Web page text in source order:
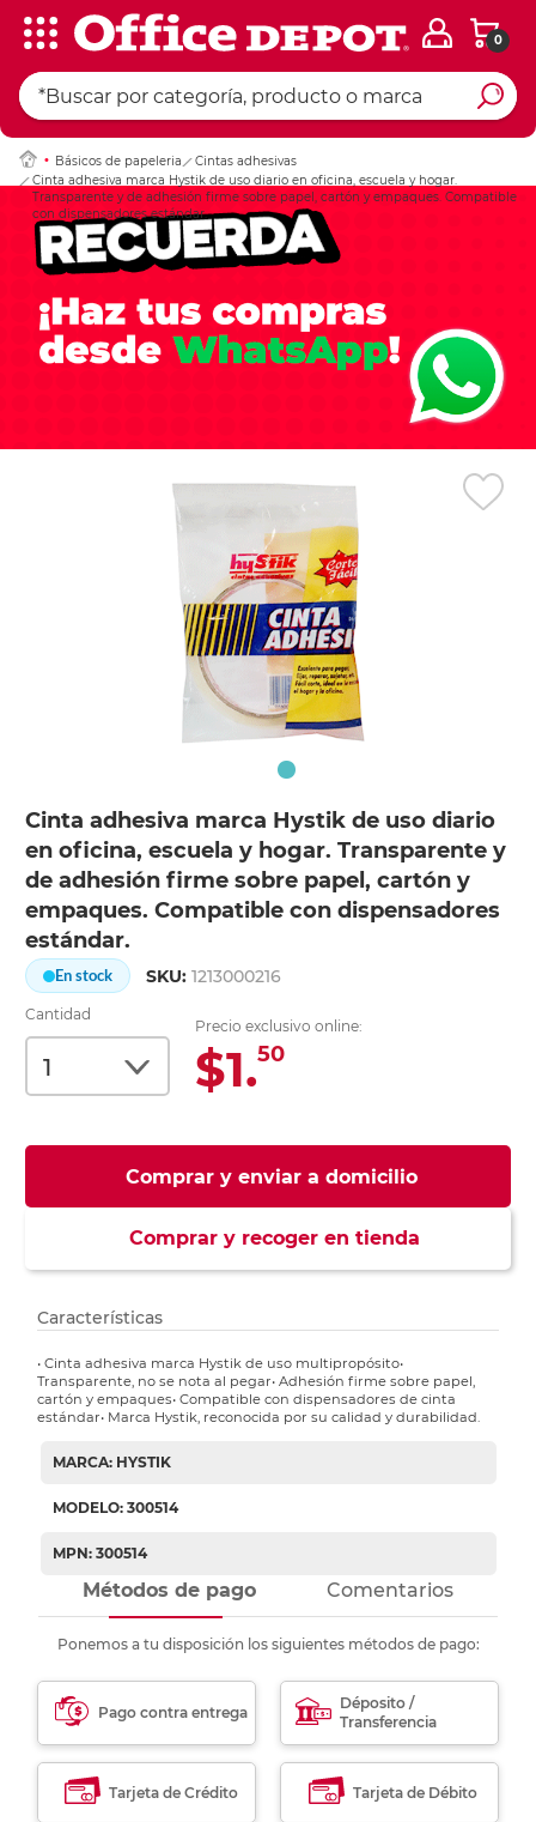
0
Básicos de papeleria
Cintas adhesivas
Cinta adhesiva marca Hystik de uso diario en oficina, escuela y hogar.
Transparente y de adhesión firme sobre papel, cartón y empaques. Compatible
con dispensadores estándar.
Cinta adhesiva marca Hystik de uso diario
en oficina, escuela y hogar. Transparente y
de adhesión firme sobre papel, cartón y
empaques. Compatible con dispensadores
estándar.
En stock SKU:1213000216
Cantidad
Precio exclusivo online:
$1.50
Comprar y enviar a domicilio
Comprar y recoger en tienda
Ingresar Codigo
Características
• Cinta adhesiva marca Hystik de uso multipropósito•
Transparente, no se nota al pegar• Adhesión firme sobre papel,
cartón y empaques• Compatible con dispensadores de cinta
estándar• Marca Hystik, reconocida por su calidad y durabilidad.
MARCA: HYSTIK
MODELO: 300514
MPN: 300514
Métodos de pago Comentarios
Ponemos a tu disposición los siguientes métodos de pago:
Pago contra entrega
Déposito /
Transferencia
Tarjeta de Crédito Tarjeta de Débito